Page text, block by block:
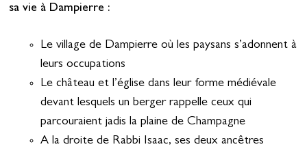
sa vie à Dampierre :
Le village de Dampierre où les paysans s’adonnent à
leurs occupations
Le château et l’église dans leur forme médiévale
devant lesquels un berger rappelle ceux qui
parcouraient jadis la plaine de Champagne
A la droite de Rabbi Isaac, ses deux ancêtres